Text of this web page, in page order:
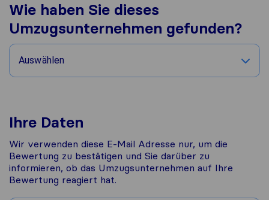
Wie haben Sie dieses
Umzugsunternehmen gefunden?
Auswählen
Ihre Daten
Wir verwenden diese E-Mail Adresse nur, um die
Bewertung zu bestätigen und Sie darüber zu
informieren, ob das Umzugsunternehmen auf Ihre
Bewertung reagiert hat.